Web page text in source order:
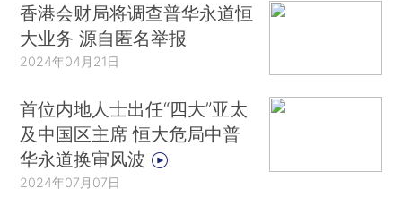
香港会财局将调查普华永道恒
大业务 源自匿名举报
2024年04月21日
首位内地人士出任“四大”亚太
及中国区主席 恒大危局中普
华永道换审风波
2024年07月07日